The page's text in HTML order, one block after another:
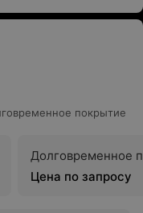
покрытие
Долговременное
Цена по запросу